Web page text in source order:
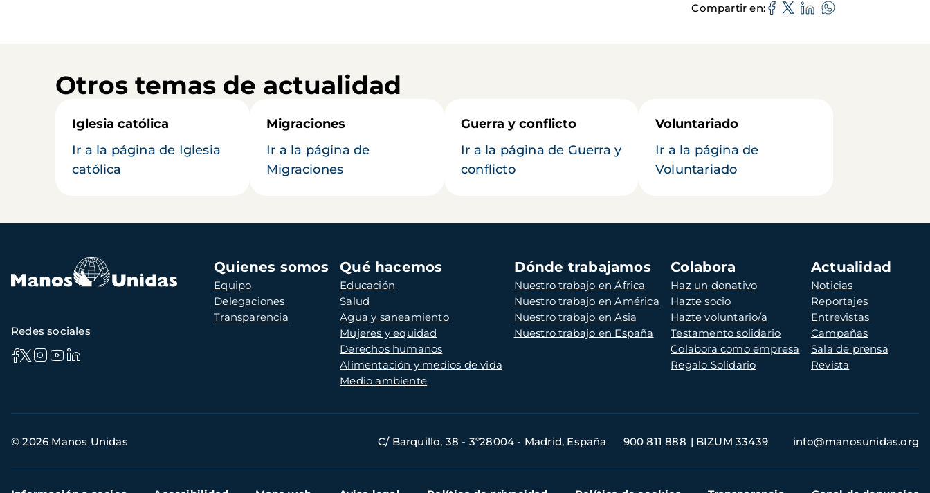
Compartir en
Otros temas de actualidad
Iglesia católica
Ir a la página de Iglesia
católica
Migraciones
Ir a la página de
Migraciones
Guerra y conflicto
Ir a la página de Guerra y
conflicto
Voluntariado
Ir a la página de
Voluntariado
Navegación
principal
Quienes somos
Equipo
Delegaciones
Transparencia
Qué hacemos
Educación
Salud
Agua y saneamiento
Mujeres y equidad
Derechos humanos
Alimentación y medios de vida
Medio ambiente
Dónde trabajamos
Nuestro trabajo en África
Nuestro trabajo en América
Nuestro trabajo en Asia
Nuestro trabajo en España
Colabora
Haz un donativo
Hazte socio
Hazte voluntario/a
Testamento solidario
Colabora como empresa
Regalo Solidario
Actualidad
Noticias
Reportajes
Entrevistas
Campañas
Sala de prensa
Revista
Redes sociales
de
© 2026 Manos Unidas C/ Barquillo, 38 - 3º28004 - Madrid, España 900 811 888 BIZUM 33439 info@manosunidas.org